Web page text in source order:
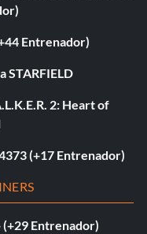
Entrenador)
STARFIELD
2: Heart of
(+17 Entrenador)
(+29 Entrenador)